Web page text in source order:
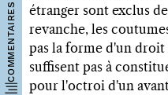
COMMENTAIRES
étranger sont exclus
revanche, les
pas la forme d'un
suffisent pas à
pour l'octroi d'un